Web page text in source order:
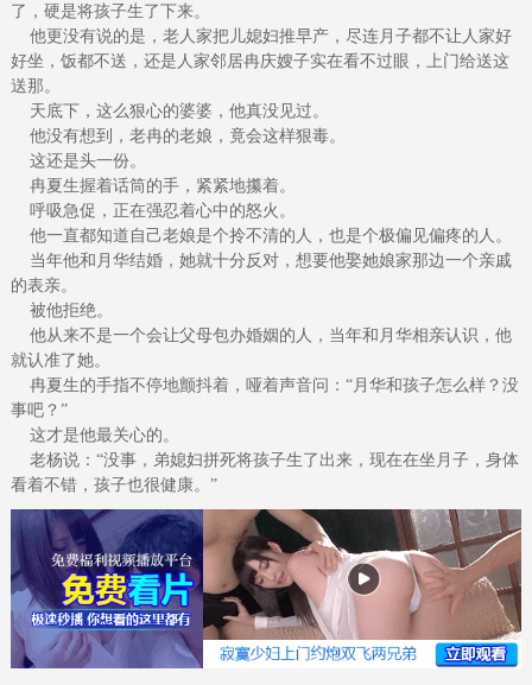
了，硬是将孩子生了下来。
他更没有说的是，老人家把儿媳妇推早产，尽连月子都不让人家好
好坐，饭都不送，还是人家邻居冉庆嫂子实在看不过眼，上门给送这
送那。
天底下，这么狠心的婆婆，他真没见过。
他没有想到，老冉的老娘，竟会这样狠毒。
这还是头一份。
冉夏生握着话筒的手，紧紧地攥着。
呼吸急促，正在强忍着心中的怒火。
他一直都知道自己老娘是个拎不清的人，也是个极偏见偏疼的人。
当年他和月华结婚，她就十分反对，想要他娶她娘家那边一个亲戚
的表亲。
被他拒绝。
他从来不是一个会让父母包办婚姻的人，当年和月华相亲认识，他
就认准了她。
冉夏生的手指不停地颤抖着，哑着声音问：“月华和孩子怎么样？没
事吧？”
这才是他最关心的。
老杨说：“没事，弟媳妇拼死将孩子生了出来，现在在坐月子，身体
看着不错，孩子也很健康。”